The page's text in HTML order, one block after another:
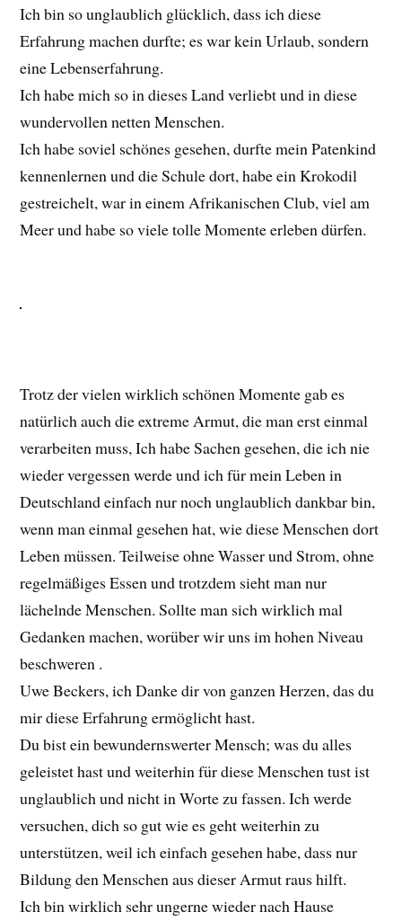
Ich bin so unglaublich glücklich, dass ich diese
Erfahrung machen durfte; es war kein Urlaub, sondern
eine Lebenserfahrung.
Ich habe mich so in dieses Land verliebt und in diese
wundervollen netten Menschen.
Ich habe soviel schönes gesehen, durfte mein Patenkind
kennenlernen und die Schule dort, habe ein Krokodil
gestreichelt, war in einem Afrikanischen Club, viel am
Meer und habe so viele tolle Momente erleben dürfen.
Trotz der vielen wirklich schönen Momente gab es
natürlich auch die extreme Armut, die man erst einmal
verarbeiten muss, Ich habe Sachen gesehen, die ich nie
wieder vergessen werde und ich für mein Leben in
Deutschland einfach nur noch unglaublich dankbar bin,
wenn man einmal gesehen hat, wie diese Menschen dort
Leben müssen. Teilweise ohne Wasser und Strom, ohne
regelmäßiges Essen und trotzdem sieht man nur
lächelnde Menschen. Sollte man sich wirklich mal
Gedanken machen, worüber wir uns im hohen Niveau
beschweren .
Uwe Beckers, ich Danke dir von ganzen Herzen, das du
mir diese Erfahrung ermöglicht hast.
Du bist ein bewundernswerter Mensch; was du alles
geleistet hast und weiterhin für diese Menschen tust ist
unglaublich und nicht in Worte zu fassen. Ich werde
versuchen, dich so gut wie es geht weiterhin zu
unterstützen, weil ich einfach gesehen habe, dass nur
Bildung den Menschen aus dieser Armut raus hilft.
Ich bin wirklich sehr ungerne wieder nach Hause